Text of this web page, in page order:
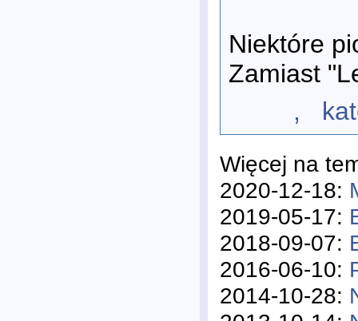
Niektóre
Zamiast
,
Więcej na
2020-12-18:
2019-05-17:
2018-09-07:
2016-06-10:
2014-10-28: